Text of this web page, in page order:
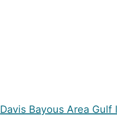
Davis Bayous Area Gulf